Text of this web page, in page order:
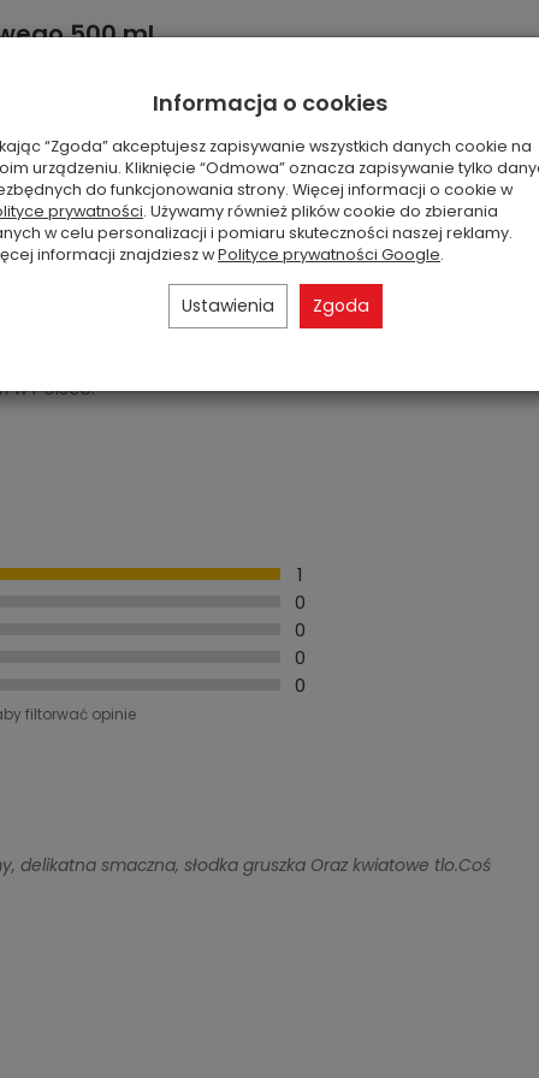
500 ml
do 7 miesięcy, w zależności od warunków w
Millefiori Milano oraz innymi dyfuzorami
Millefiori Milano
charakter zapachu i estetykę produktu,
w Polsce.
1
0
0
0
0
filtorwać opinie
delikatna smaczna, słodka gruszka Oraz kwiatowe tlo.Coś
Informacja o cookies
“Zgoda” akceptujesz zapisywanie wszystkich danych cookie na
urządzeniu. Kliknięcie “Odmowa” oznacza zapisywanie tylko
do funkcjonowania strony. Więcej informacji o cookie w
prywatności. Używamy również plików cookie do zbierania
w celu personalizacji i pomiaru skuteczności naszej reklamy.
informacji znajdziesz wPolityce prywatności Google.
Ustawienia Zgoda